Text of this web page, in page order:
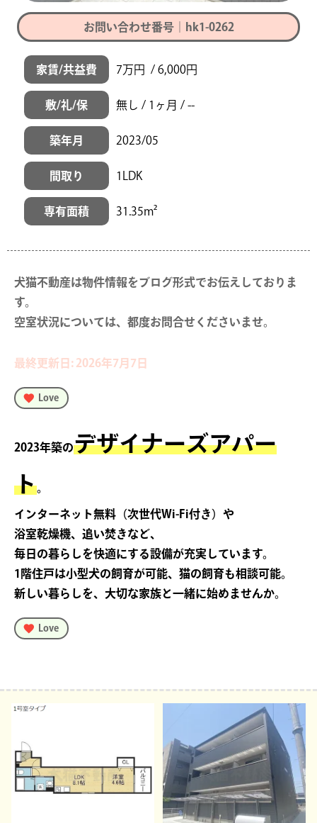
お問い合わせ番号｜hk1-0262
家賃/共益費 7万円 / 6,000円
敷/礼/保 無し / 1ヶ月 / --
築年月 2023/05
間取り 1LDK
専有面積 31.35m²
犬猫不動産は物件情報をブログ形式でお伝えしておりま
す。
空室状況については、都度お問合せくださいませ。
最終更新日: 2026年7月7日
Love
2023年築のデザイナーズアパー
ト。
インターネット無料（次世代Wi-Fi付き）や
浴室乾燥機、追い焚きなど、
毎日の暮らしを快適にする設備が充実しています。
1階住戸は小型犬の飼育が可能、猫の飼育も相談可能。
新しい暮らしを、大切な家族と一緒に始めませんか。
Love